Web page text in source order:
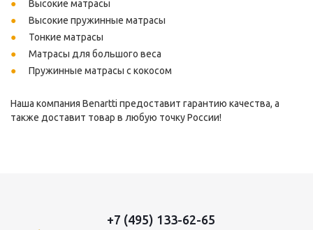
Высокие матрасы
Высокие пружинные матрасы
Тонкие матрасы
Матрасы для большого веса
Пружинные матрасы с кокосом
Наша компания Benartti предоставит гарантию качества, а
также доставит товар в любую точку России!
+7 (495) 133-62-65